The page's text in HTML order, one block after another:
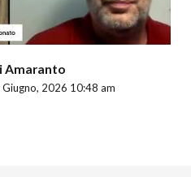
Amaranto
Giugno, 2026 10:48 am